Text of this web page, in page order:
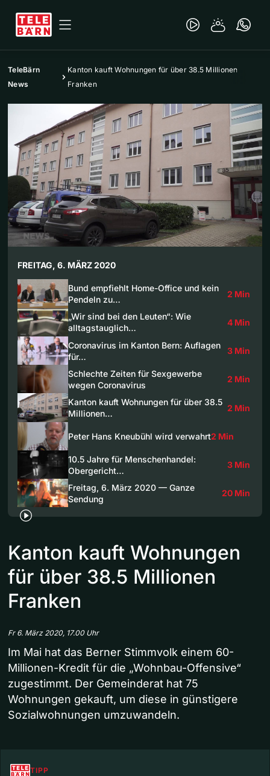
TeleBärn
News
Kanton kauft Wohnungen für über 38.5 Millionen
Franken
FREITAG, 6. MÄRZ 2020
Bund empfiehlt Home-Office und kein
Pendeln zu…
2 Min
„Wir sind bei den Leuten“: Wie
alltagstauglich…
4 Min
Coronavirus im Kanton Bern: Auflagen
für…
3 Min
Schlechte Zeiten für Sexgewerbe
wegen Coronavirus
2 Min
Kanton kauft Wohnungen für über 38.5
Millionen…
2 Min
Peter Hans Kneubühl wird verwahrt2 Min
10.5 Jahre für Menschenhandel:
Obergericht…
3 Min
Freitag, 6. März 2020 — Ganze
Sendung
20 Min
Kanton kauft Wohnungen
für über 38.5 Millionen
Franken
Fr 6. März 2020, 17.00 Uhr
Im Mai hat das Berner Stimmvolk einem 60-
Millionen-Kredit für die „Wohnbau-Offensive“
zugestimmt. Der Gemeinderat hat 75
Wohnungen gekauft, um diese in günstigere
Sozialwohnungen umzuwandeln.
TIPP